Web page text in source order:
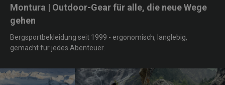
Montura | Outdoor-Gear für alle, die neue Wege
gehen
Bergsportbekleidung seit 1999 - ergonomisch, langlebig,
gemacht für jedes Abenteuer.